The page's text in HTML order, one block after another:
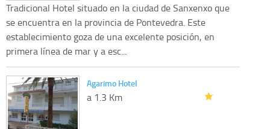
Tradicional Hotel situado en la ciudad de Sanxenxo que
se encuentra en la provincia de Pontevedra. Este
establecimiento goza de una excelente posición, en
primera línea de mar y a esc...
Agarimo Hotel
a 1.3 Km